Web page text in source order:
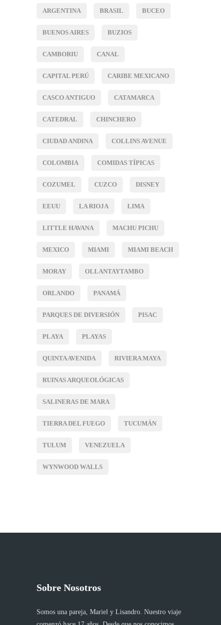
ARGENTINA BRASIL BUCEO
BUENOS AIRES BUZIOS
CAMBORIU CANAL
CAPITAL PERÚ CARIBE MEXICANO
CASCO ANTIGUO CATAMARCA
CATEDRAL CHINCHERO
CIUDAD ANDINA COLLINS AVENUE
COLOMBIA COMIDAS TÍPICAS
COZUMEL CUZCO DISNEY
EEUU LA RIOJA LIMA
LITTLE HAVANA MACHU PICHU
MEXICO MIAMI MIAMI BEACH
MORAY OLLANTAYTAMBO
ORLANDO PANAMÁ
PARQUES DE DIVERSIÓN PISAC
PLAYA PLAYAS
QUINTA AVENIDA RIVIERA MAYA
RUINAS ARQUEOLÓGICAS
SALINERAS DE MARA
TIERRA DEL FUEGO TUCUMÁN
TULUM VENEZUELA
WYNWOOD WALLS
Sobre Nosotros
Somos una pareja, Mariel y Lisandro. Nuestro viaje